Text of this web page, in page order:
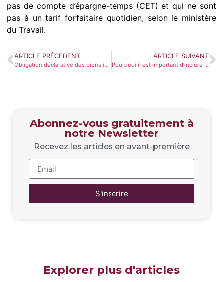
pas de compte d’épargne-temps (CET) et qui ne sont
pas à un tarif forfaitaire quotidien, selon le ministère
du Travail.
ARTICLE PRÉCÉDENT
Obligation déclarative des biens immobiliers
ARTICLE SUIVANT
Pourquoi il est important d’inclure des obligations dans son portefeuille ?
Abonnez-vous gratuitement à
notre Newsletter
Recevez les articles en avant-première
S'inscrire
Explorer plus d'articles